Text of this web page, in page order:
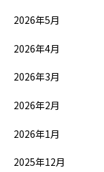
2026年5月
2026年4月
2026年3月
2026年2月
2026年1月
2025年12月